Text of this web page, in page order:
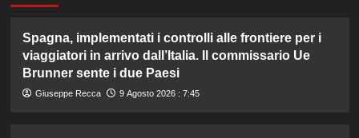
Spagna, implementati i controlli alle frontiere per i
viaggiatori in arrivo dall’Italia. Il commissario Ue
Brunner sente i due Paesi
Giuseppe Recca 9 Agosto 2026 : 7:45